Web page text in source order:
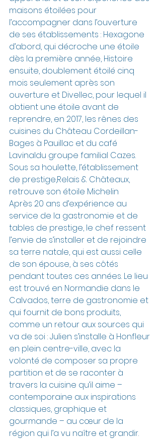
maisons étoilées pour
l’accompagner dans l’ouverture
de ses établissements : Hexagone
d’abord, qui décroche une étoile
dès la première année, Histoire
ensuite, doublement étoilé cinq
mois seulement après son
ouverture et Divellec, pour lequel il
obtient une étoile avant de
reprendre, en 2017, les rênes des
cuisines du Château Cordeillan-
Bages à Pauillac et du café
Lavinaldu groupe familial Cazes.
Sous sa houlette, l’établissement
de prestige,Relais & Châteaux,
retrouve son étoile Michelin
Après 20 ans d’expérience au
service de la gastronomie et de
tables de prestige, le chef ressent
l’envie de s’installer et de rejoindre
sa terre natale, qui est aussi celle
de son épouse, à ses côtés
pendant toutes ces années. Le lieu
est trouvé en Normandie dans le
Calvados, terre de gastronomie et
qui fournit de bons produits,
comme un retour aux sources qui
va de soi : Julien s’installe à Honfleur
en plein centre-ville, avec la
volonté de composer sa propre
partition et de se raconter à
travers la cuisine qu’il aime –
contemporaine aux inspirations
classiques, graphique et
gourmande – au cœur de la
région qui l’a vu naître et grandir.